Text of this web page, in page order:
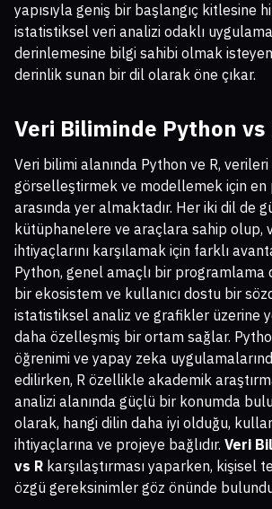
yapısıyla geniş bir başlangıç kitlesine
istatistiksel veri analizi odaklı
derinlemesine bilgi sahibi olmak
derinlik sunan bir dil olarak öne çıkar.
Veri Biliminde Python vs
Veri bilimi alanında Python ve R,
görselleştirmek ve modellemek için
arasında yer almaktadır. Her iki dil de
kütüphanelere ve araçlara sahip olup,
ihtiyaçlarını karşılamak için farklı
Python, genel amaçlı bir programlama
bir ekosistem ve kullanıcı dostu bir
istatistiksel analiz ve grafikler üzerine
daha özelleşmiş bir ortam sağlar.
öğrenimi ve yapay zeka
edilirken, R özellikle akademik
analizi alanında güçlü bir konumda
olarak, hangi dilin daha iyi olduğu,
ihtiyaçlarına ve projeye bağlıdır. Veri
vs R karşılaştırması yaparken, kişisel
özgü gereksinimler göz önünde